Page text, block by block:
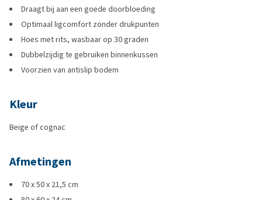
Draagt bij aan een goede doorbloeding
Optimaal ligcomfort zonder drukpunten
Hoes met rits, wasbaar op 30 graden
Dubbelzijdig te gebruiken binnenkussen
Voorzien van antislip bodem
Kleur
Beige of cognac
Afmetingen
70 x 50 x 21,5 cm